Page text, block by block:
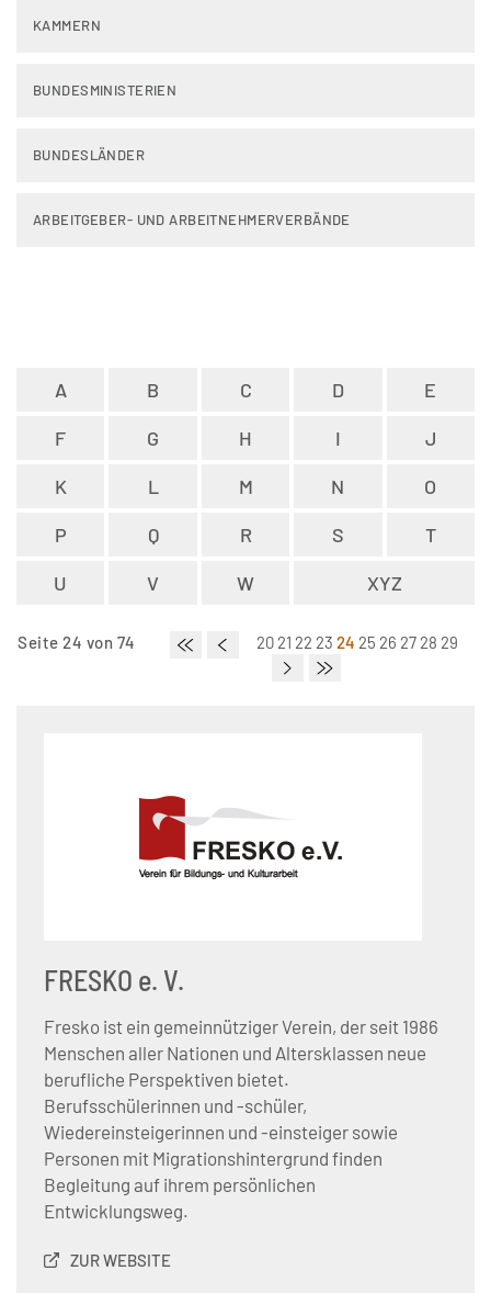
KAMMERN
BUNDESMINISTERIEN
BUNDESLÄNDER
ARBEITGEBER- UND ARBEITNEHMERVERBÄNDE
A B C D
E
F
G H I
J
K
L M N
O
P
Q R S
T
U
V W XYZ
Seite 24 von 74 20 21 22 23 24 25 26 27 28 29
FRESKO e. V.
Fresko ist ein gemeinnütziger Verein, der seit 1986
Menschen aller Nationen und Altersklassen neue
berufliche Perspektiven bietet.
Berufsschülerinnen und -schüler,
Wiedereinsteigerinnen und -einsteiger sowie
Personen mit Migrationshintergrund finden
Begleitung auf ihrem persönlichen
Entwicklungsweg.
ZUR WEBSITE